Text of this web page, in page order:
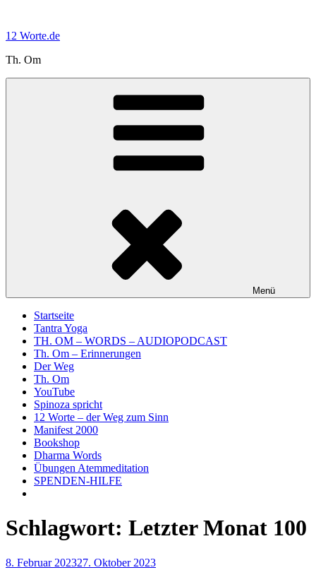
springen
12 Worte.de
Th. Om
Menü
Startseite
Tantra Yoga
TH. OM – WORDS – AUDIOPODCAST
Th. Om – Erinnerungen
Der Weg
Th. Om
YouTube
Spinoza spricht
12 Worte – der Weg zum Sinn
Manifest 2000
Bookshop
Dharma Words
Übungen Atemmeditation
SPENDEN-HILFE
Schlagwort: Letzter Monat 100
Veröffentlicht
8. Februar 202327. Oktober 2023